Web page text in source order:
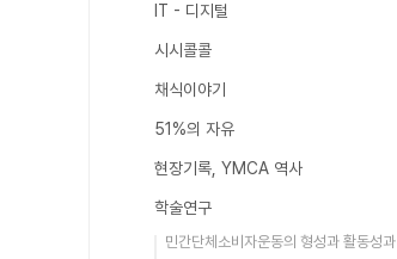
IT - 디지털
시시콜콜
채식이야기
51%의 자유
현장기록, YMCA 역사
학술연구
민간단체소비자운동의 형성과 활동성과